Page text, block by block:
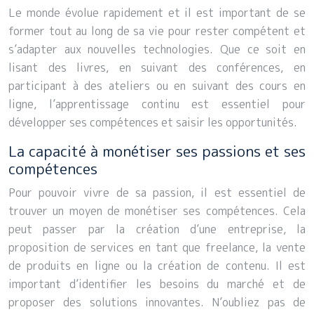
Le monde évolue rapidement et il est important de se
former tout au long de sa vie pour rester compétent et
s’adapter aux nouvelles technologies. Que ce soit en
lisant des livres, en suivant des conférences, en
participant à des ateliers ou en suivant des cours en
ligne, l’apprentissage continu est essentiel pour
développer ses compétences et saisir les opportunités.
La capacité à monétiser ses passions et ses
compétences
Pour pouvoir vivre de sa passion, il est essentiel de
trouver un moyen de monétiser ses compétences. Cela
peut passer par la création d’une entreprise, la
proposition de services en tant que freelance, la vente
de produits en ligne ou la création de contenu. Il est
important d’identifier les besoins du marché et de
proposer des solutions innovantes. N’oubliez pas de